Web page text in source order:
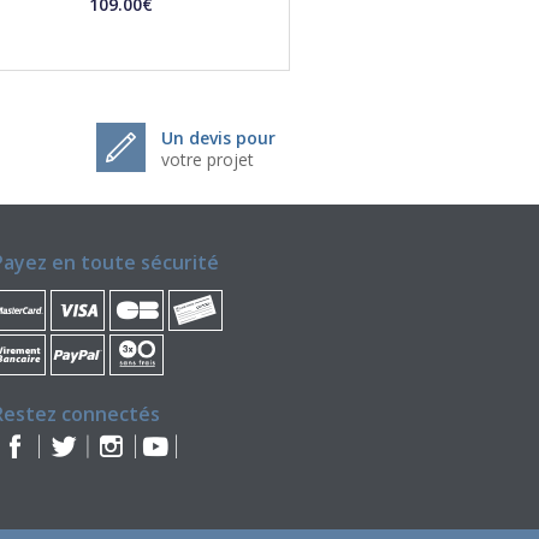
Un devis pour
votre projet
en toute sécurité
connectés